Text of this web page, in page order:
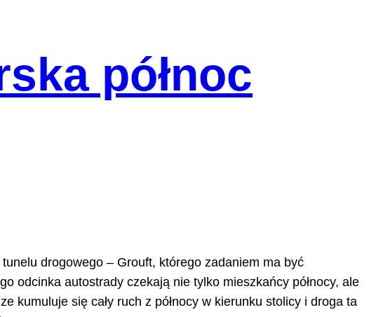
północ
drogowego – Grouft, którego zadaniem ma być
odcinka autostrady czekają nie tylko mieszkańcy północy, ale
kumuluje się cały ruch z północy w kierunku stolicy i droga ta